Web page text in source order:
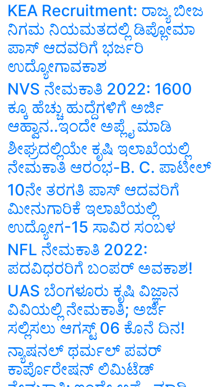
KEA Recruitment: ರಾಜ್ಯ ಬೀಜ
ನಿಗಮ ನಿಯಮತದಲ್ಲಿ ಡಿಪ್ಲೋಮಾ
ಪಾಸ್‌ ಆದವರಿಗೆ ಭರ್ಜರಿ
ಉದ್ಯೋಗಾವಕಾಶ
NVS ನೇಮಕಾತಿ 2022: 1600
ಕ್ಕೂ ಹೆಚ್ಚು ಹುದ್ದೆಗಳಿಗೆ ಅರ್ಜಿ
ಆಹ್ವಾನ..ಇಂದೇ ಅಪ್ಲೈ ಮಾಡಿ
ಶೀಘ್ರದಲ್ಲಿಯೇ ಕೃಷಿ ಇಲಾಖೆಯಲ್ಲಿ
ನೇಮಕಾತಿ ಆರಂಭ-B. C. ಪಾಟೀಲ್‌
10ನೇ ತರಗತಿ ಪಾಸ್‌ ಆದವರಿಗೆ
ಮೀನುಗಾರಿಕೆ ಇಲಾಖೆಯಲ್ಲಿ
ಉದ್ಯೋಗ-15 ಸಾವಿರ ಸಂಬಳ
NFL ನೇಮಕಾತಿ 2022:
ಪದವಿಧರರಿಗೆ ಬಂಪರ್‌ ಅವಕಾಶ!
UAS ಬೆಂಗಳೂರು ಕೃಷಿ ವಿಜ್ಞಾನ
ವಿವಿಯಲ್ಲಿ ನೇಮಕಾತಿ; ಅರ್ಜಿ
ಸಲ್ಲಿಸಲು ಆಗಸ್ಟ್‌ 06 ಕೊನೆ ದಿನ!
ನ್ಯಾಷನಲ್ ಥರ್ಮಲ್ ಪವರ್
ಕಾರ್ಪೊರೇಷನ್ ಲಿಮಿಟೆಡ್